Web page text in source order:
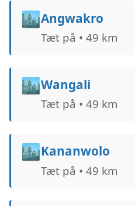
🏙️Angwakro
Tæt på • 49 km
🏙️Wangali
Tæt på • 49 km
🏙️Kananwolo
Tæt på • 49 km